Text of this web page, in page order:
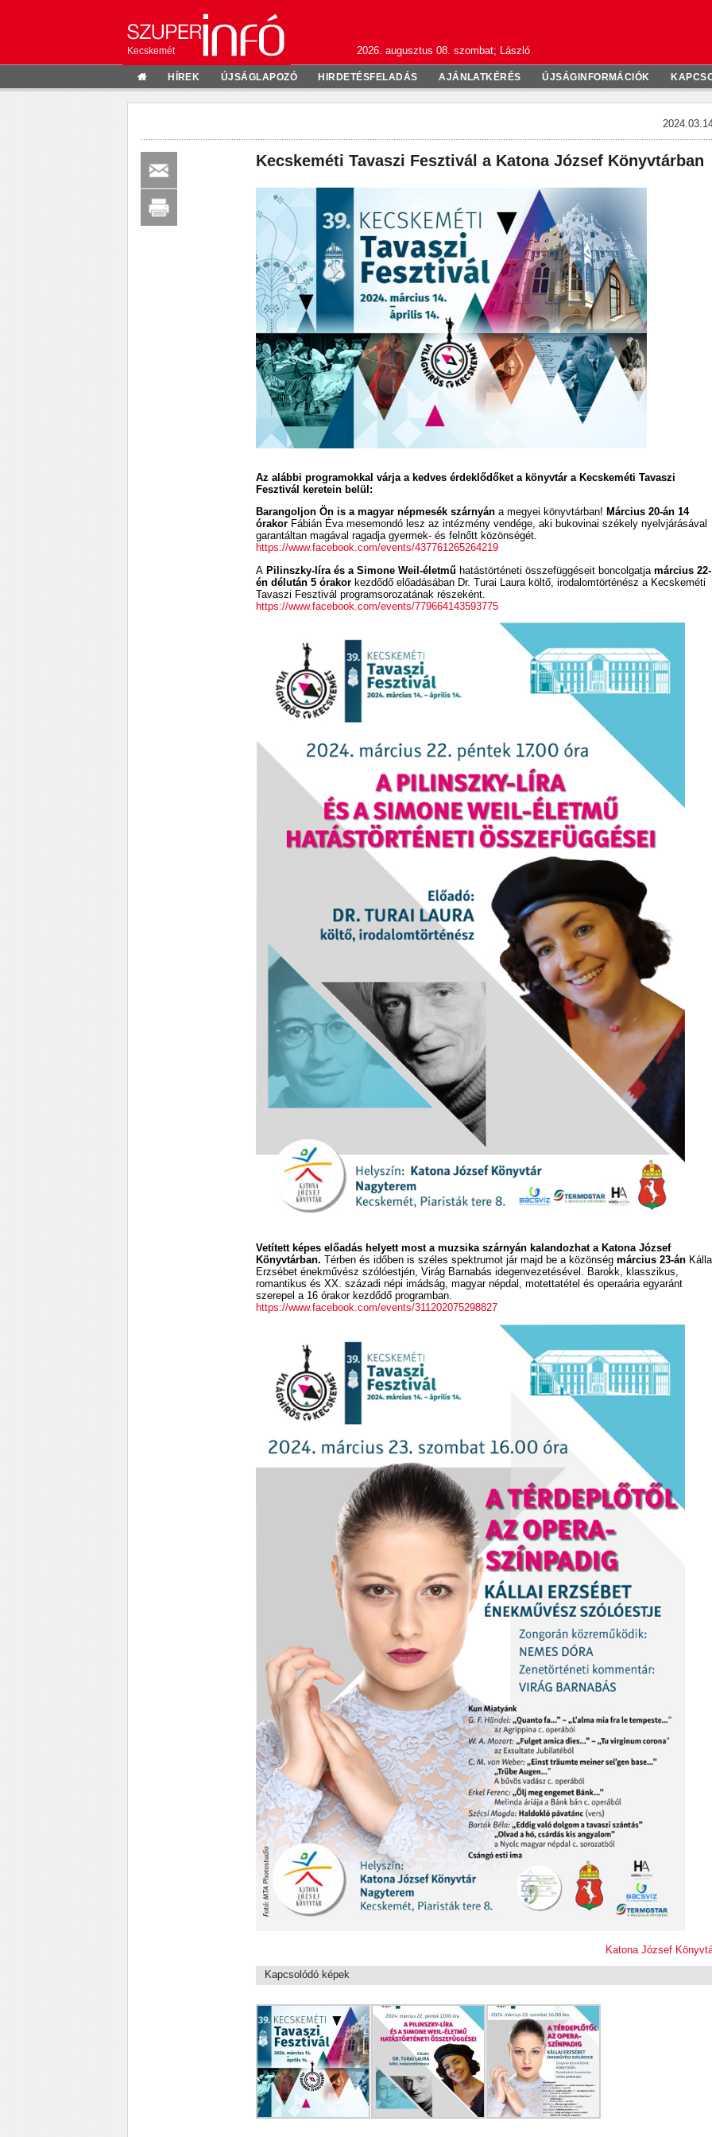
Kecskemét 2026. augusztus 08. szombat; László
HÍREK ÚJSÁGLAPOZÓ HIRDETÉSFELADÁS AJÁNLATKÉRÉS ÚJSÁGINFORMÁCIÓK
Kecskeméti Tavaszi Fesztivál a Katona József Könyvtárban
Az alábbi programokkal várja a kedves érdeklődőket a könyvtár a Kecskeméti Tavaszi
Fesztivál keretein belül:
Barangoljon Ön is a magyar népmesék szárnyána megyei könyvtárban! Március 20-án 14
órakorFábián Éva mesemondó lesz az intézmény vendége, aki bukovinai székely nyelvjárásával
garantáltan magával ragadja gyermek- és felnőtt közönségét.
https://www.facebook.com/events/437761265264219
APilinszky-líra és a Simone Weil-életmű hatástörténeti összefüggéseit boncolgatja március 22-
én délután 5 órakorkezdődő előadásában Dr. Turai Laura költő, irodalomtörténész a Kecskeméti
Tavaszi Fesztivál programsorozatának részeként.
https://www.facebook.com/events/779664143593775
Vetített képes előadás helyett most a muzsika szárnyán kalandozhat a Katona József
Könyvtárban. Térben és időben is széles spektrumot jár majd be a közönség március 23-án
Erzsébet énekművész szólóestjén, Virág Barnabás idegenvezetésével. Barokk, klasszikus,
romantikus és XX. századi népi imádság, magyar népdal, motettatétel és operaária egyaránt
szerepel a 16 órakor kezdődő programban.
https://www.facebook.com/events/311202075298827
Katona József
Kapcsolódó képek